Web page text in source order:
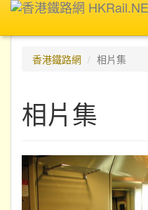
香港鐵路網
相片集
相片集